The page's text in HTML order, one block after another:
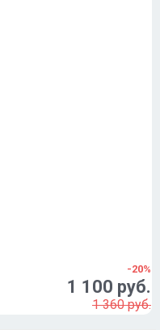
-20%
1 100 руб.
1 360 руб.